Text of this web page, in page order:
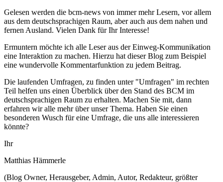
Gelesen werden die bcm-news von immer mehr Lesern, vor allem
aus dem deutschsprachigen Raum, aber auch aus dem nahen und
fernen Ausland. Vielen Dank für Ihr Interesse!
Ermuntern möchte ich alle Leser aus der Einweg-Kommunikation
eine Interaktion zu machen. Hierzu hat dieser Blog zum Beispiel
eine wundervolle Kommentarfunktion zu jedem Beitrag.
Die laufenden Umfragen, zu finden unter "Umfragen" im rechten
Teil helfen uns einen Überblick über den Stand des BCM im
deutschsprachigen Raum zu erhalten. Machen Sie mit, dann
erfahren wir alle mehr über unser Thema. Haben Sie einen
besonderen Wusch für eine Umfrage, die uns alle interessieren
könnte?
Ihr
Matthias Hämmerle
(Blog Owner, Herausgeber, Admin, Autor, Redakteur, größter